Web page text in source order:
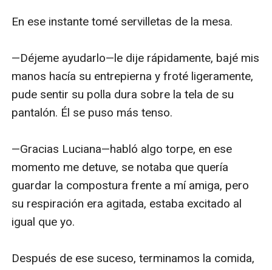
En ese instante tomé servilletas de la mesa.
—Déjeme ayudarlo—le dije rápidamente, bajé mis
manos hacía su entrepierna y froté ligeramente,
pude sentir su polla dura sobre la tela de su
pantalón. Él se puso más tenso.
—Gracias Luciana—habló algo torpe, en ese
momento me detuve, se notaba que quería
guardar la compostura frente a mí amiga, pero
su respiración era agitada, estaba excitado al
igual que yo.
Después de ese suceso, terminamos la comida,